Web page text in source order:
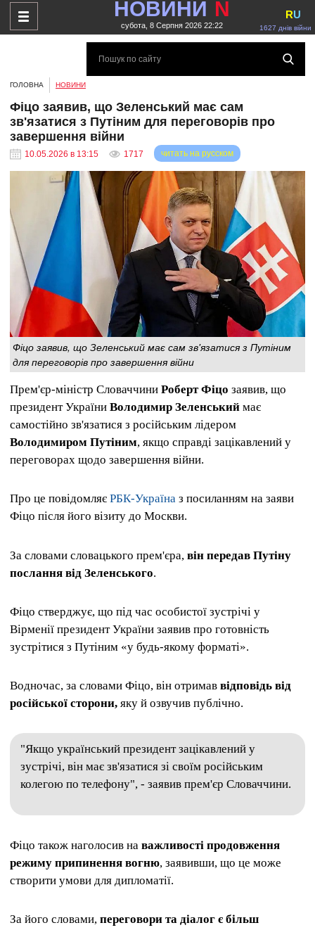
НОВИНИ N
субота, 8 Серпня 2026 22:22 1627 днів війни
RU
ГОЛОВНА НОВИНИ
Фіцо заявив, що Зеленський має сам
зв'язатися з Путіним для переговорів про
завершення війни
10.05.2026 в 13:15 1717 читать на русском
Фіцо заявив, що Зеленський має сам зв'язатися з Путіним
для переговорів про завершення війни
Прем'єр-міністр Словаччини Роберт Фіцо заявив, що
президент України Володимир Зеленський має
самостійно зв'язатися з російським лідером
Володимиром Путіним, якщо справді зацікавлений у
переговорах щодо завершення війни.
Про це повідомляє РБК-Україна з посиланням на заяви
Фіцо після його візиту до Москви.
За словами словацького прем'єра, він передав Путіну
послання від Зеленського.
Фіцо стверджує, що під час особистої зустрічі у
Вірменії президент України заявив про готовність
зустрітися з Путіним «у будь-якому форматі».
Водночас, за словами Фіцо, він отримав відповідь від
російської сторони, яку й озвучив публічно.
"Якщо український президент зацікавлений у
зустрічі, він має зв'язатися зі своїм російським
колегою по телефону", - заявив прем'єр Словаччини.
Фіцо також наголосив на важливості продовження
режиму припинення вогню, заявивши, що це може
створити умови для дипломатії.
За його словами, переговори та діалог є більш